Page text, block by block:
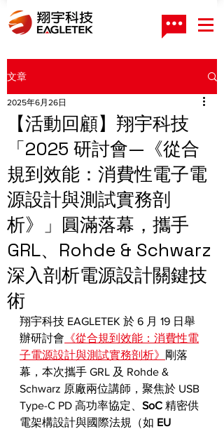
文章
【活動回顧】翔宇科技
「2025 研討會—《從合
規到效能：消費性電子電
源設計與測試實務剖
析》」圓滿落幕，攜手
GRL、Rohde & Schwarz
深入剖析電源設計關鍵技
術
2025年6月26日
翔宇科技 EAGLETEK 於 6 月 19 日舉
辦研討會 《從合規到效能：消費性電
子電源設計與測試實務剖析》
剛落
幕，本次攜手 GRL 及 Rohde &
Schwarz 原廠兩位講師，聚焦於 USB
Type-C PD 高功率協定、 SoC 精密供
電架構設計與國際法規（如 EU